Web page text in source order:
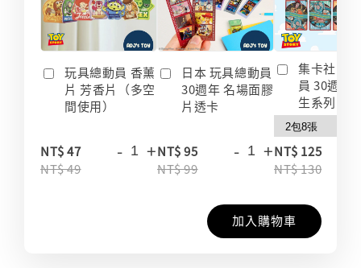
玩具總動員 香薰
片 芳香片（多空
間使用）
NT$ 47
NT$ 49
- +
日本 玩具總動員
30週年 名場面膠
片透卡
NT$ 95
NT$ 99
- +
集卡社 玩
員 30週年
生系列 收
NT$ 125
NT$ 130
加入購物車